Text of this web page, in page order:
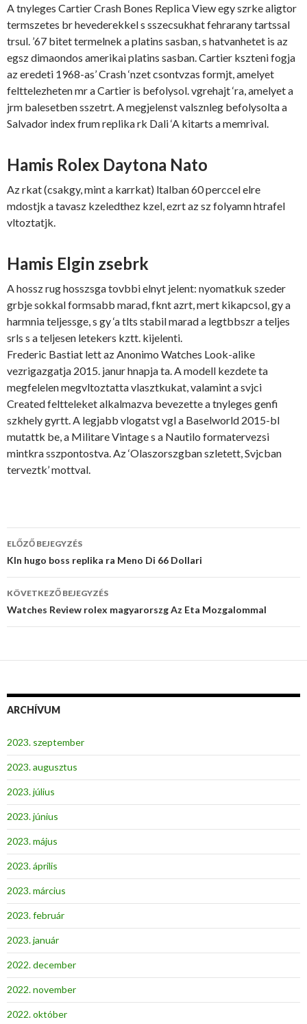
A tnyleges Cartier Crash Bones Replica View egy szrke aligtor
termszetes br hevederekkel s sszecsukhat fehrarany tartssal
trsul. ’67 bitet termelnek a platins sasban, s hatvanhetet is az
egsz dimaondos amerikai platins sasban. Cartier kszteni fogja
az eredeti 1968-as’ Crash ‘nzet csontvzas formjt, amelyet
felttelezheten mr a Cartier is befolysol. vgrehajt ‘ra, amelyet a
jrm balesetben sszetrt. A megjelenst valsznleg befolysolta a
Salvador index frum replika rk Dali ‘A kitarts a memrival.
Hamis Rolex Daytona Nato
Az rkat (csakgy, mint a karrkat) ltalban 60 perccel elre
mdostjk a tavasz kzeledthez kzel, ezrt az sz folyamn htrafel
vltoztatjk.
Hamis Elgin zsebrk
A hossz rug hosszsga tovbbi elnyt jelent: nyomatkuk szeder
grbje sokkal formsabb marad, fknt azrt, mert kikapcsol, gy a
harmnia teljessge, s gy ‘a tlts stabil marad a legtbbszr a teljes
srls s a teljesen letekers kztt. kijelenti.
Frederic Bastiat lett az Anonimo Watches Look-alike
vezrigazgatja 2015. janur hnapja ta. A modell kezdete ta
megfelelen megvltoztatta vlasztkukat, valamint a svjci
Created feltteleket alkalmazva bevezette a tnyleges genfi
szkhely gyrtt. A legjabb vlogatst vgl a Baselworld 2015-bl
mutattk be, a Militare Vintage s a Nautilo formatervezsi
mintkra sszpontostva. Az ‘Olaszorszgban szletett, Svjcban
terveztk’ mottval.
Bejegyzés
navigáció
ELŐZŐ BEJEGYZÉS
Kln hugo boss replika ra Meno Di 66 Dollari
KÖVETKEZŐ BEJEGYZÉS
Watches Review rolex magyarorszg Az Eta Mozgalommal
ARCHÍVUM
2023. szeptember
2023. augusztus
2023. július
2023. június
2023. május
2023. április
2023. március
2023. február
2023. január
2022. december
2022. november
2022. október